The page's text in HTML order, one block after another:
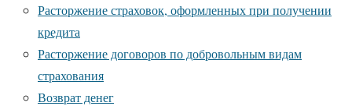
Расторжение страховок, оформленных при получении
кредита
Расторжение договоров по добровольным видам
страхования
Возврат денег